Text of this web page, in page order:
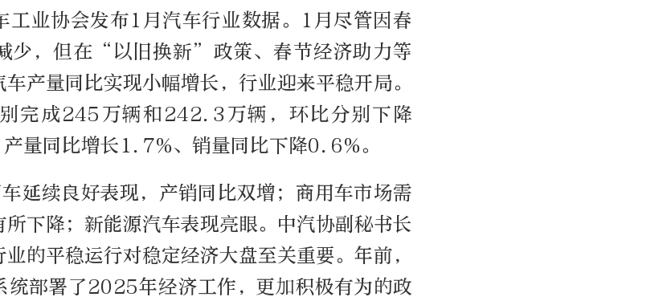
工业协会发布1月汽车行业数据。1月尽管因春
少，但在“以旧换新”政策、春节经济助力等
产量同比实现小幅增长，行业迎来平稳开局。
完成245万辆和242.3万辆，环比分别下降
量同比增长1.7%、销量同比下降0.6%。
延续良好表现，产销同比双增；商用车市场需
下降；新能源汽车表现亮眼。中汽协副秘书长
的平稳运行对稳定经济大盘至关重要。年前，
统部署了2025年经济工作，更加积极有为的政